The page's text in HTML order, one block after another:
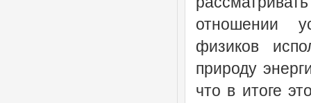
отношении
физиков
природу
что в итоге